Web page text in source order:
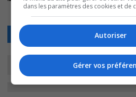
dans les paramètres des cookies et de
Autoriser
Gérer vos